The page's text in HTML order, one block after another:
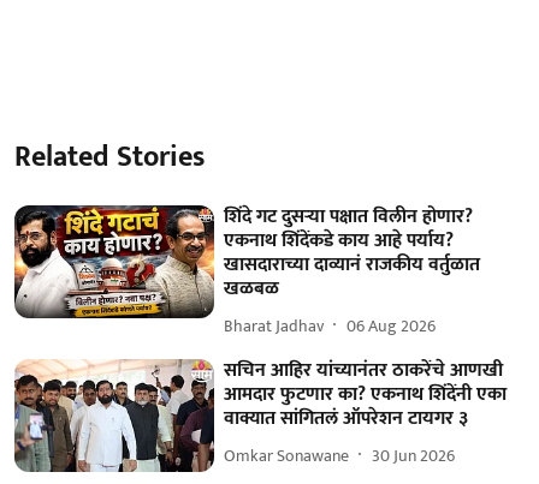
Related Stories
शिंदे गट दुसऱ्या पक्षात विलीन होणार?
एकनाथ शिंदेंकडे काय आहे पर्याय?
खासदाराच्या दाव्यानं राजकीय वर्तुळात
खळबळ
Bharat Jadhav 06 Aug 2026
सचिन आहिर यांच्यानंतर ठाकरेंचे आणखी
आमदार फुटणार का? एकनाथ शिंदेंनी एका
वाक्यात सांगितलं ऑपरेशन टायगर ३
Omkar Sonawane 30 Jun 2026